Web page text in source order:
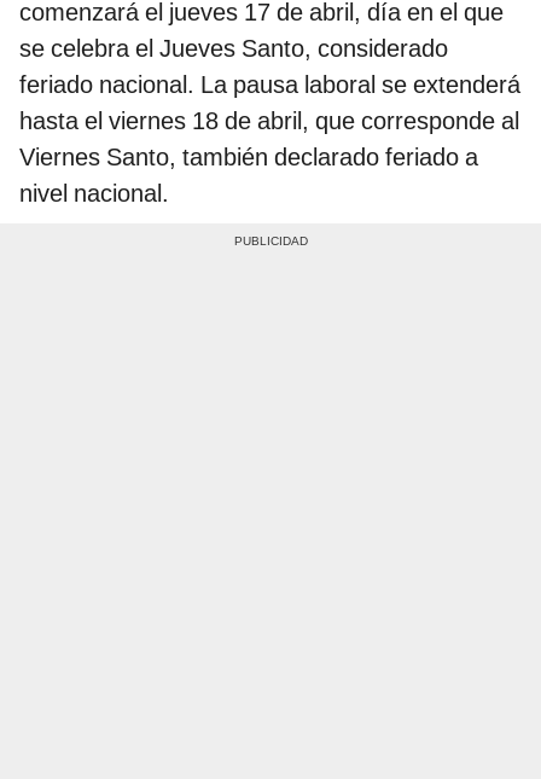
comenzará el jueves 17 de abril, día en el que
se celebra el Jueves Santo, considerado
feriado nacional. La pausa laboral se extenderá
hasta el viernes 18 de abril, que corresponde al
Viernes Santo, también declarado feriado a
nivel nacional.